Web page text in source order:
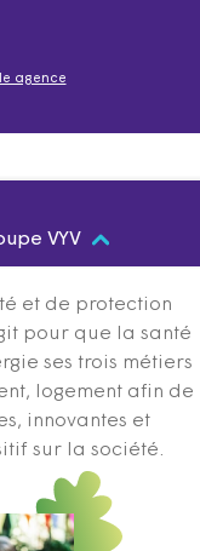
agence
VYV
et de protection
pour que la santé
ses trois métiers
logement afin de
innovantes et
sur la société.